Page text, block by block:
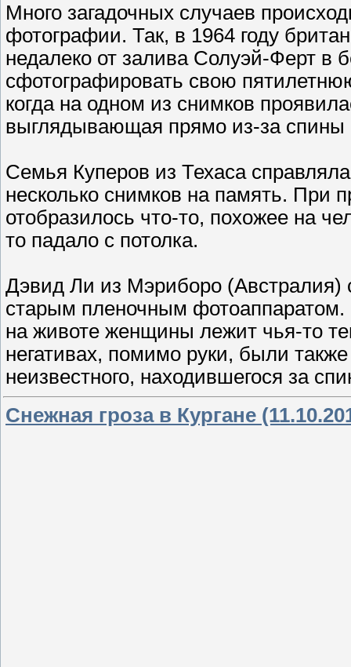
Много загадочных случаев
фотографии. Так, в 1964 году
недалеко от залива Солуэй-Ферт
сфотографировать свою
когда на одном из снимков
выглядывающая прямо из-за спины
Семья Куперов из Техаса
несколько снимков на память. При
отобразилось что-то, похожее на
то падало с потолка.
Дэвид Ли из Мэриборо (Австралия)
старым пленочным фотоаппаратом.
на животе женщины лежит чья-то
негативах, помимо руки, были
неизвестного, находившегося за
Снежная гроза в Кургане